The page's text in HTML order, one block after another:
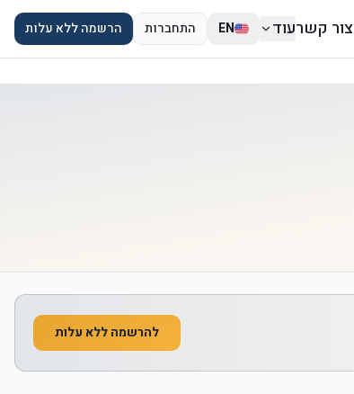
צור קשרעוד EN התחברות הרשמה ללא עלות
להרשמה ללא עלות